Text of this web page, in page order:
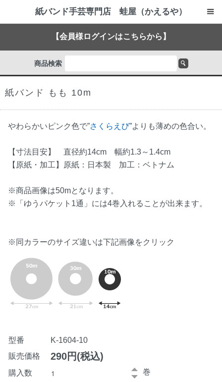
紙バンド手芸専門店 蛙屋（かえるや）
【会員様ログインはこちらから】
商品検索
紙バンド もも 10m
やわらかいピンク色で”さくらえび”よりも薄めの色合い。
【寸法目安】 直径約14cm 幅約1.3～1.4cm
【原紙・加工】原紙：日本製 加工：ベトナム
※商品画像は50mとなります。
※「ゆうパケット1通」には4巻入れることが出来ます。
※同カラーのサイズ違いは下記画像をクリック
型番
K-1604-10
販売価格
290円(税込)
購入数 巻